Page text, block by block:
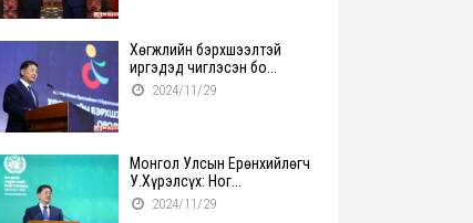
Хөгжлийн бэрхшээлтэй
иргэдэд чиглэсэн бо...
2024/11/29
Монгол Улсын Ерөнхийлөгч
У.Хүрэлсүх: Ног...
2024/11/29